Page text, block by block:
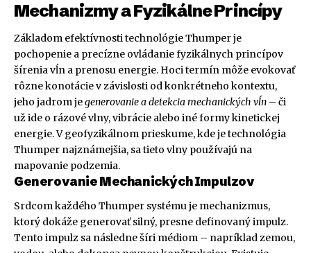
Mechanizmy a Fyzikálne Princípy
Základom efektívnosti technológie Thumper je
pochopenie a precízne ovládanie fyzikálnych princípov
šírenia vĺn a prenosu energie. Hoci termín môže evokovať
rôzne konotácie v závislosti od konkrétneho kontextu,
jeho jadrom jegenerovanie a detekcia mechanických vĺn – či
už ide o rázové vlny, vibrácie alebo iné formy kinetickej
energie. V geofyzikálnom prieskume, kde je technológia
Thumper najznámejšia, sa tieto vlny používajú na
mapovanie podzemia.
Generovanie Mechanických Impulzov
Srdcom každého Thumper systému je mechanizmus,
ktorý dokáže generovať silný, presne definovaný impulz.
Tento impulz sa následne šíri médiom – napríklad zemou,